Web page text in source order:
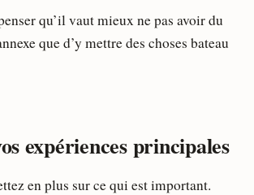
qu’il vaut mieux ne pas avoir du
que d’y mettre des choses bateau
expériences principales
en plus sur ce qui est important.